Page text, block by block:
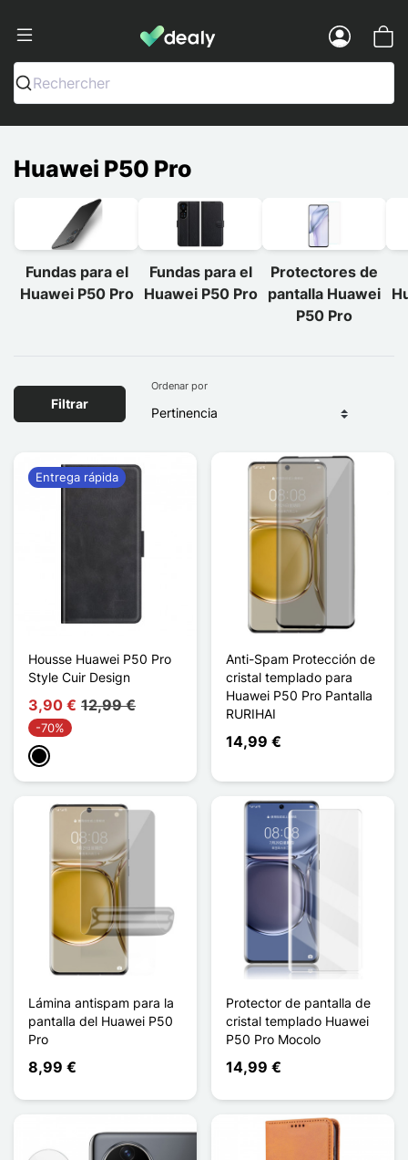
Dealy - Fundas y accesorios para
Rechercher
Huawei P50 Pro
Fundas para el
Huawei P50 Pro
Fundas para el
Huawei P50 Pro
Protectores de
pantalla Huawei
P50 Pro
Filtrar
Ordenar por
Housse Huawei P50 Pro
Style Cuir Design
3,90 € 12,99 €
-70%
Negro
Entrega rápida
Anti-Spam Protección de
cristal templado para
Huawei P50 Pro Pantalla
RURIHAI
14,99 €
Lámina antispam para la
pantalla del Huawei P50
Pro
8,99 €
Protector de pantalla de
cristal templado Huawei
P50 Pro Mocolo
14,99 €